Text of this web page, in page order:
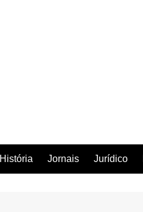
História Jornais Jurídico